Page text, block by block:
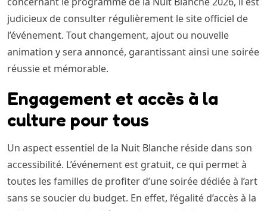
judicieux de consulter régulièrement le site officiel de
l’événement. Tout changement, ajout ou nouvelle
animation y sera annoncé, garantissant ainsi une soirée
réussie et mémorable.
Engagement et accès à la
culture pour tous
Un aspect essentiel de la Nuit Blanche réside dans son
accessibilité. L’événement est gratuit, ce qui permet à
toutes les familles de profiter d’une soirée dédiée à l’art
sans se soucier du budget. En effet, l’égalité d’accès à la